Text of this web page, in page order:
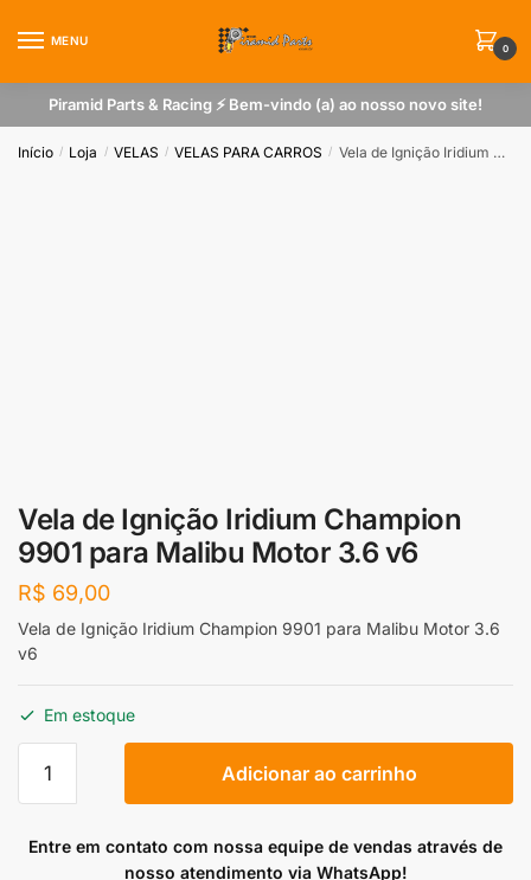
MENU
0
Piramid Parts & Racing ⚡ Bem-vindo (a) ao nosso novo site!
Início / Loja / VELAS / VELAS PARA CARROS / Vela de Ignição Iridium Champion 9901 para Malibu Motor 3.6 v6
Vela de Ignição Iridium Champion
9901 para Malibu Motor 3.6 v6
R$ 69,00
Vela de Ignição Iridium Champion 9901 para Malibu Motor 3.6
v6
Em estoque
Iridium
Adicionar ao carrinho
Entre em contato com nossa equipe de vendas através de
nosso atendimento via WhatsApp!